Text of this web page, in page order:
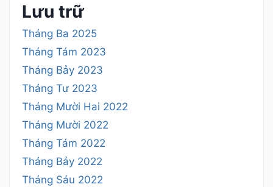
Lưu trữ
Tháng Ba 2025
Tháng Tám 2023
Tháng Bảy 2023
Tháng Tư 2023
Tháng Mười Hai 2022
Tháng Mười 2022
Tháng Tám 2022
Tháng Bảy 2022
Tháng Sáu 2022